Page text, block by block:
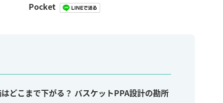
Pocket
どこまで下がる？ バスケットPPA設計の勘所